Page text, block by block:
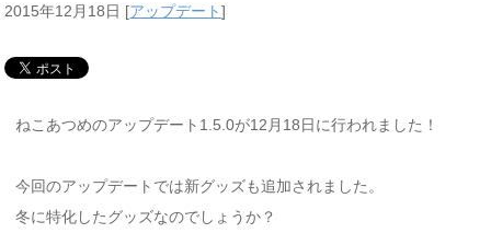
2015年12月18日 [アップデート]
ねこあつめのアップデート1.5.0が12月18日に行われました！
今回のアップデートでは新グッズも追加されました。
冬に特化したグッズなのでしょうか？